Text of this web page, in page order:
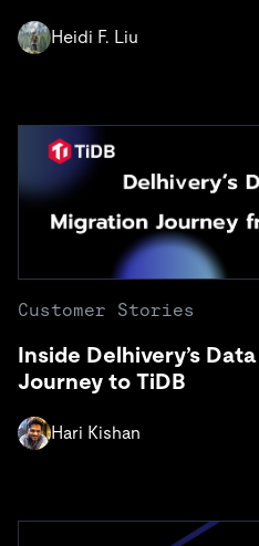
Heidi F. Liu
Customer Stories
Inside Delhivery’s
Journey to TiDB
Hari Kishan